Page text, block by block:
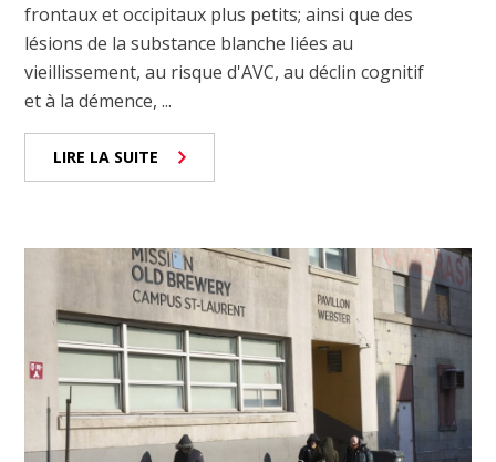
frontaux et occipitaux plus petits; ainsi que des
lésions de la substance blanche liées au
vieillissement, au risque d'AVC, au déclin cognitif
et à la démence, ...
LIRE LA SUITE